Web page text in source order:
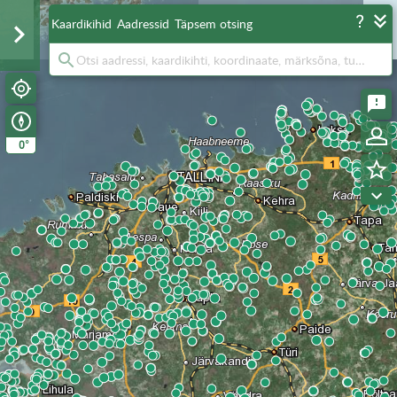
0°
Kaardikihid Aadressid Täpsem otsing